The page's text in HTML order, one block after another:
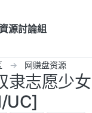
源討論組
网赚盘资源
志愿少
UC]